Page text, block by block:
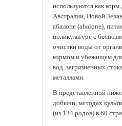
используются как
Австралии, Новой
абалоне (abalone),
поликультуре с
очистки воды от
кормом и убежищем
вод, загрязненных
металлами.
В представленной
добычи, методах
(из 134 родов) в 60